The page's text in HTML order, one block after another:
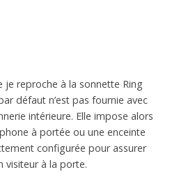
je reproche à la sonnette Ring
défaut n’est pas fournie avec
intérieure. Elle impose alors
à portée ou une enceinte
configurée pour assurer
visiteur à la porte.